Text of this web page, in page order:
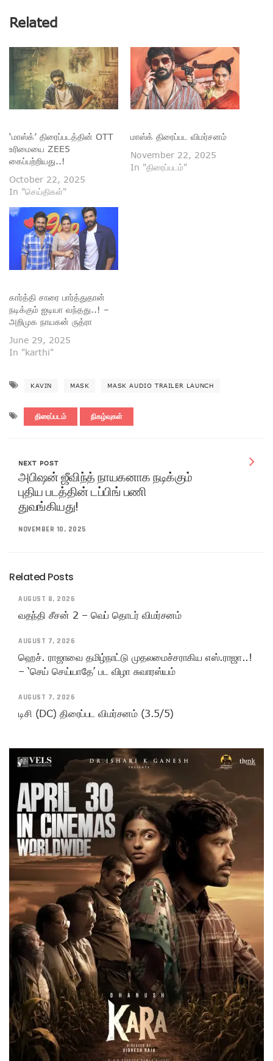
Related
‘மாஸ்க்’ திரைப்படத்தின் OTT
உரிமையை ZEE5
கைப்பற்றியது..!
October 22, 2025
In "செய்திகள்"
மாஸ்க் திரைப்பட விமர்சனம்
November 22, 2025
In "திரைப்படம்"
கார்த்தி சாரை பார்த்துதான்
நடிக்கும் ஐடியா வந்தது..! –
அறிமுக நாயகன் ருத்ரா
June 29, 2025
In "karthi"
KAVIN MASK MASK AUDIO TRAILER LAUNCH
திரைப்படம் நிகழ்வுகள்
NEXT POST
அபிஷன் ஜீவிந்த் நாயகனாக நடிக்கும்
புதிய படத்தின் டப்பிங் பணி
துவங்கியது!
NOVEMBER 10, 2025
Related Posts
AUGUST 8, 2026
வதந்தி சீசன் 2 – வெப் தொடர் விமர்சனம்
AUGUST 7, 2026
ஹெச். ராஜாவை தமிழ்நாட்டு முதலமைச்சராகிய எஸ்.ராஜா..!
– ‘செய் செய்யாதே’ பட விழா சுவாரஸ்யம்
AUGUST 7, 2026
டிசி (DC) திரைப்பட விமர்சனம் (3.5/5)